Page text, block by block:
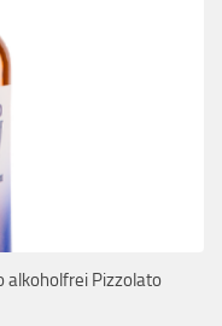
alkoholfrei Pizzolato